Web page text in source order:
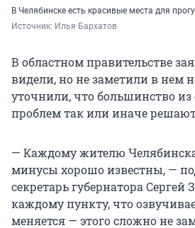
В Челябинске есть красивые места для
Источник: Илья Бархатов
В областном правительстве
видели, но не заметили в нем
уточнили, что большинство
проблем так или иначе
— Каждому жителю
минусы хорошо известны, —
секретарь губернатора Сергей
каждому пункту, что
меняется — этого сложно не